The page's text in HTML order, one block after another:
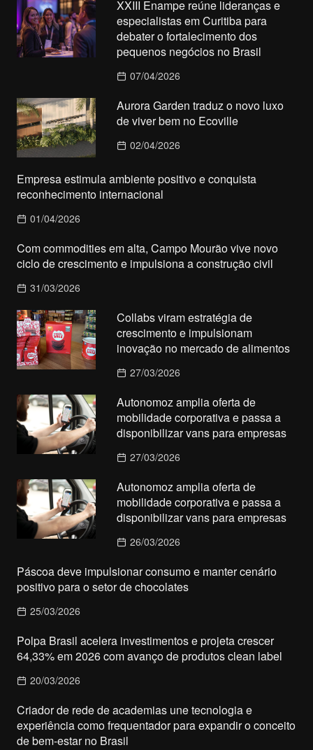
XXIII Enampe reúne lideranças e
especialistas em Curitiba para
debater o fortalecimento dos
pequenos negócios no Brasil
07/04/2026
Aurora Garden traduz o novo luxo
de viver bem no Ecoville
02/04/2026
Empresa estimula ambiente positivo e conquista
reconhecimento internacional
01/04/2026
Com commodities em alta, Campo Mourão vive novo
ciclo de crescimento e impulsiona a construção civil
31/03/2026
Collabs viram estratégia de
crescimento e impulsionam
inovação no mercado de alimentos
27/03/2026
Autonomoz amplia oferta de
mobilidade corporativa e passa a
disponibilizar vans para empresas
27/03/2026
Autonomoz amplia oferta de
mobilidade corporativa e passa a
disponibilizar vans para empresas
26/03/2026
Páscoa deve impulsionar consumo e manter cenário
positivo para o setor de chocolates
25/03/2026
Polpa Brasil acelera investimentos e projeta crescer
64,33% em 2026 com avanço de produtos clean label
20/03/2026
Criador de rede de academias une tecnologia e
experiência como frequentador para expandir o conceito
de bem-estar no Brasil